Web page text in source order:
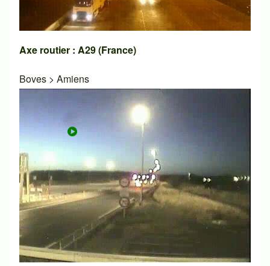
Axe routier : A29 (France)
Boves > Amiens